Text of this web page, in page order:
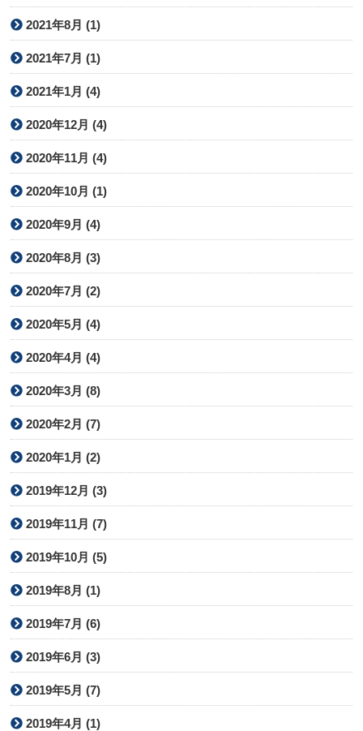
2021年8月 (1)
2021年7月 (1)
2021年1月 (4)
2020年12月 (4)
2020年11月 (4)
2020年10月 (1)
2020年9月 (4)
2020年8月 (3)
2020年7月 (2)
2020年5月 (4)
2020年4月 (4)
2020年3月 (8)
2020年2月 (7)
2020年1月 (2)
2019年12月 (3)
2019年11月 (7)
2019年10月 (5)
2019年8月 (1)
2019年7月 (6)
2019年6月 (3)
2019年5月 (7)
2019年4月 (1)